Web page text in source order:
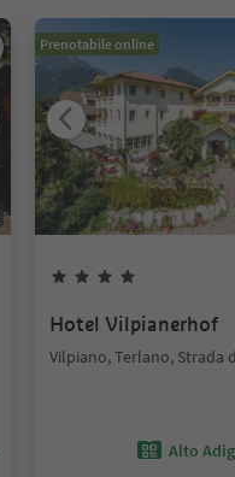
Prenotabile online
Hotel Vilpianerhof
Vilpiano, Terlano, Strada
Alto